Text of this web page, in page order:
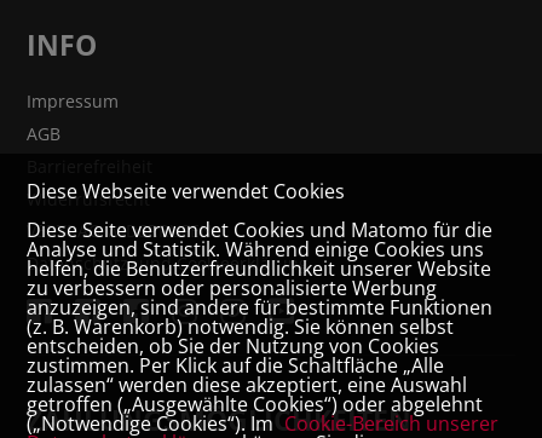
INFO
Impressum
AGB
Widerrufsrecht
VERTRAG WIDERRUFEN
Datenschutz- und Cookieerklärung
ZAHLUNGSMÖGLICHKEITEN
Diese Webseite verwendet Cookies
Diese Seite verwendet Cookies und Matomo für die
Analyse und Statistik. Während einige Cookies uns
helfen, die Benutzerfreundlichkeit unserer Website
zu verbessern oder personalisierte Werbung
anzuzeigen, sind andere für bestimmte Funktionen
(z. B. Warenkorb) notwendig. Sie können selbst
entscheiden, ob Sie der Nutzung von Cookies
zustimmen. Per Klick auf die Schaltfläche „Alle
zulassen“ werden diese akzeptiert, eine Auswahl
getroffen („Ausgewählte Cookies“) oder abgelehnt
(„Notwendige Cookies“). Im Cookie-Bereich unserer